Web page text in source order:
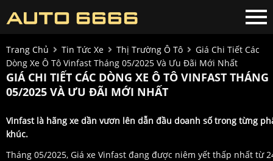
Trang Chủ Tin Tức Xe Thị Trường Ô Tô
Giá Chi Tiết Các
Dòng Xe Ô Tô Vinfast Tháng 05/2025 Và Ưu Đãi Mới Nhất
GIÁ CHI TIẾT CÁC DÒNG XE Ô TÔ VINFAST THÁNG
05/2025 VÀ ƯU ĐÃI MỚI NHẤT
Vinfast là hãng xe dần vươn lên dẫn đầu doanh số trong từng
khúc.
Tháng 05/2025, Giá xe Vinfast đang được niêm yết thấp nhất từ